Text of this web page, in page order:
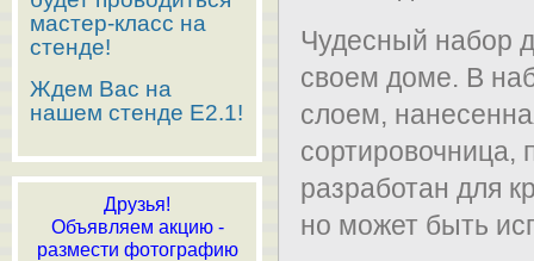
Чудесный набор
своем доме. В
слоем,
сортировочница,
разработан для
но может быть
мастер-класс на
стенде!
Ждем Вас на
нашем стенде E2.1!
Друзья!
Объявляем акцию -
размести фотографию